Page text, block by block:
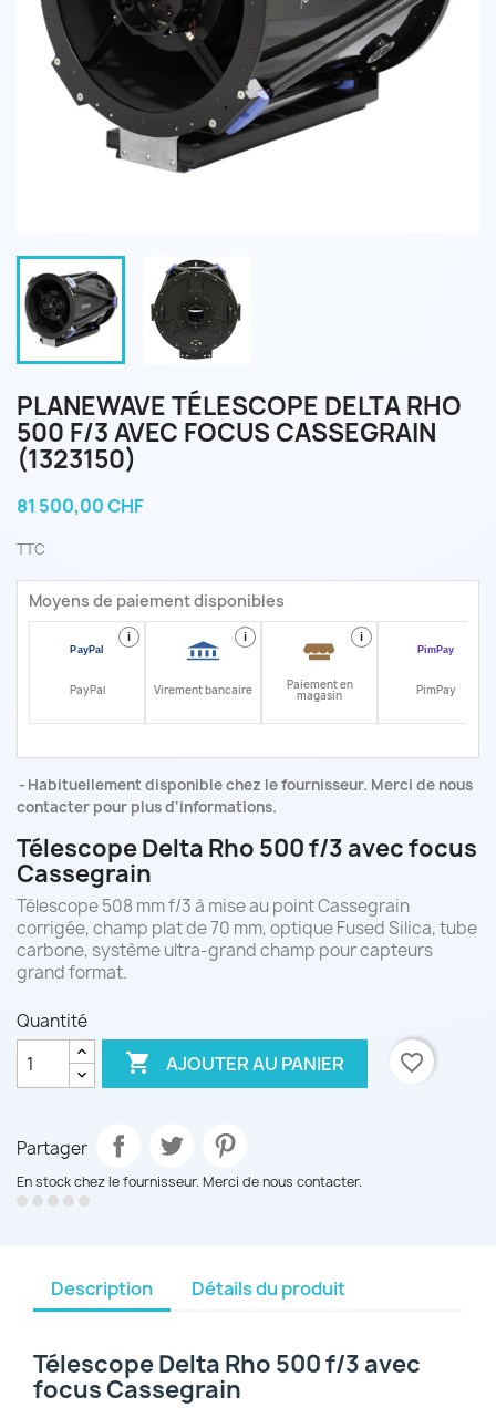
PLANEWAVE TÉLESCOPE DELTA RHO
500 F/3 AVEC FOCUS CASSEGRAIN
(1323150)
81 500,00 CHF
TTC
Moyens de paiement disponibles
i
PayPal
i
Virement bancaire
i
Paiement en
magasin PimPay
Habituellement disponible chez le fournisseur. Merci de nous
contacter pour plus d'informations.
Télescope Delta Rho 500 f/3 avec focus
Cassegrain
Télescope 508 mm f/3 à mise au point Cassegrain
corrigée, champ plat de 70 mm, optique Fused Silica, tube
carbone, système ultra-grand champ pour capteurs
grand format.
Quantité
 AJOUTER AU PANIER favorite_border
Partager
En stock chez le fournisseur. Merci de nous contacter.
Description Détails du produit
Télescope Delta Rho 500 f/3 avec
focus Cassegrain